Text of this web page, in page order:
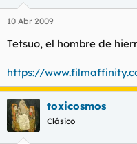
10 Abr 2009
Tetsuo, el hombre de
https://
toxicosmos
Clásico